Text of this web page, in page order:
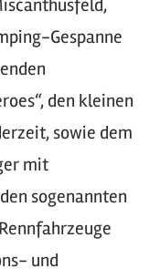
Gespanne
den kleinen
sowie dem
mit
sogenannten
und